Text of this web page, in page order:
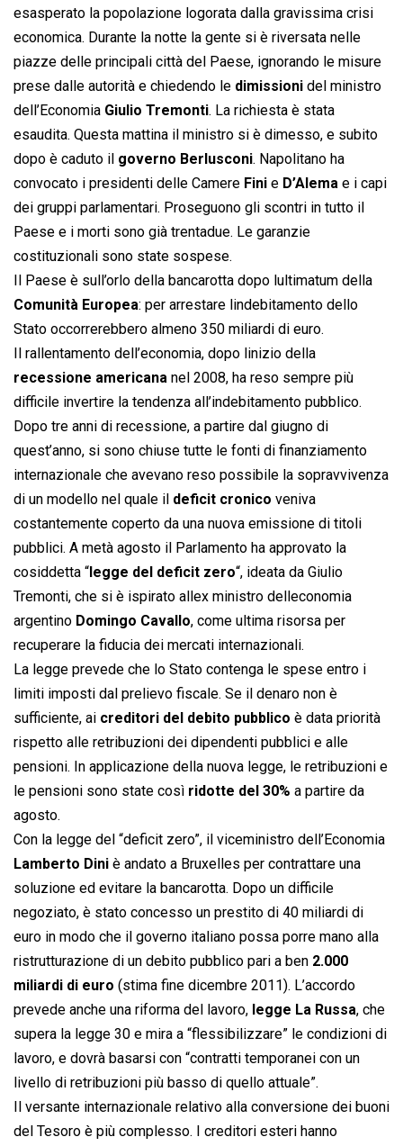
o
k
p
p
I
n
s
n
k
esasperato la popolazione logorata dalla gravissima crisi
economica. Durante la notte la gente si è riversata nelle
piazze delle principali città del Paese, ignorando le misure
prese dalle autorità e chiedendo le dimissioni del ministro
dell’Economia Giulio Tremonti. La richiesta è stata
esaudita. Questa mattina il ministro si è dimesso, e subito
dopo è caduto il governo Berlusconi. Napolitano ha
convocato i presidenti delle Camere Fini e D’Alema e i capi
dei gruppi parlamentari. Proseguono gli scontri in tutto il
Paese e i morti sono già trentadue. Le garanzie
costituzionali sono state sospese.
Il Paese è sull’orlo della bancarotta dopo lultimatum della
Comunità Europea: per arrestare lindebitamento dello
Stato occorrerebbero almeno 350 miliardi di euro.
Il rallentamento dell’economia, dopo linizio della
recessione americana nel 2008, ha reso sempre più
difficile invertire la tendenza all’indebitamento pubblico.
Dopo tre anni di recessione, a partire dal giugno di
quest’anno, si sono chiuse tutte le fonti di finanziamento
internazionale che avevano reso possibile la sopravvivenza
di un modello nel quale il deficit cronico veniva
costantemente coperto da una nuova emissione di titoli
pubblici. A metà agosto il Parlamento ha approvato la
cosiddetta “ legge del deficit zero“, ideata da Giulio
Tremonti, che si è ispirato allex ministro delleconomia
argentino Domingo Cavallo, come ultima risorsa per
recuperare la fiducia dei mercati internazionali.
La legge prevede che lo Stato contenga le spese entro i
limiti imposti dal prelievo fiscale. Se il denaro non è
sufficiente, ai creditori del debito pubblico è data priorità
rispetto alle retribuzioni dei dipendenti pubblici e alle
pensioni. In applicazione della nuova legge, le retribuzioni e
le pensioni sono state così ridotte del 30% a partire da
agosto.
Con la legge del “deficit zero”, il viceministro dell’Economia
Lamberto Dini è andato a Bruxelles per contrattare una
soluzione ed evitare la bancarotta. Dopo un difficile
negoziato, è stato concesso un prestito di 40 miliardi di
euro in modo che il governo italiano possa porre mano alla
ristrutturazione di un debito pubblico pari a ben 2.000
miliardi di euro (stima fine dicembre 2011). L’accordo
prevede anche una riforma del lavoro, legge La Russa, che
supera la legge 30 e mira a “flessibilizzare” le condizioni di
lavoro, e dovrà basarsi con “contratti temporanei con un
livello di retribuzioni più basso di quello attuale”.
Il versante internazionale relativo alla conversione dei buoni
del Tesoro è più complesso. I creditori esteri hanno